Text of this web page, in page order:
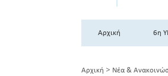
Αρχική 6η
Αρχική > Νέα &